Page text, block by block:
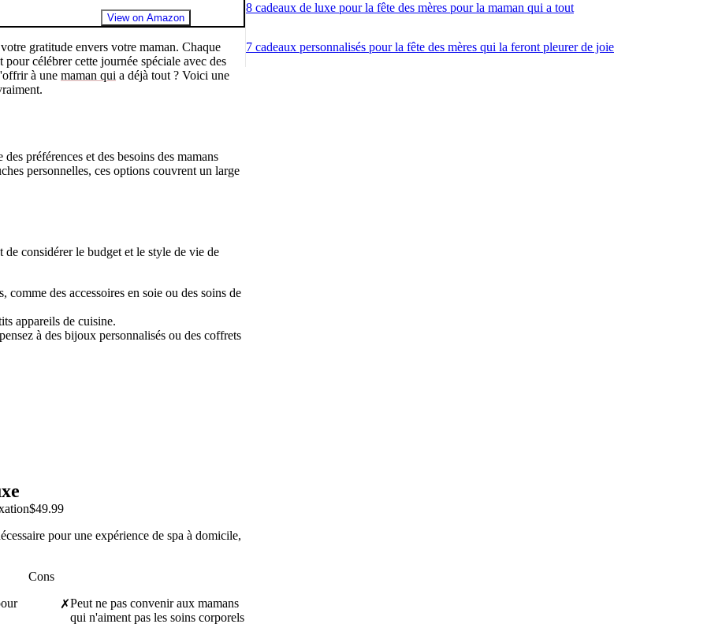
View on Amazon
gratitude envers votre maman. Chaque
célébrer cette journée spéciale avec des
à une maman qui a déjà tout ? Voici une
préférences et des besoins des mamans
personnelles, ces options couvrent un large
considérer le budget et le style de vie de
comme des accessoires en soie ou des soins de
appareils de cuisine.
à des bijoux personnalisés ou des coffrets
$49.99
pour une expérience de spa à domicile,
Cons
✗Peut ne pas convenir aux mamans
qui n'aiment pas les soins corporels
8 cadeaux de luxe pour la fête des mères pour la maman qui a tout
7 cadeaux personnalisés pour la fête des mères qui la feront pleurer de joie